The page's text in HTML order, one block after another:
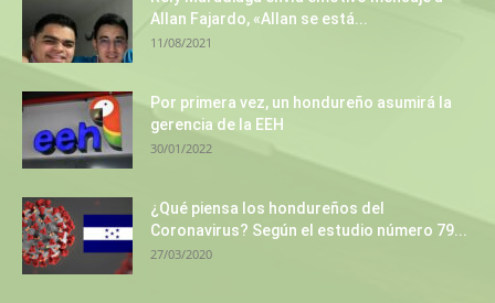
Allan Fajardo, «Allan se está...
11/08/2021
Por primera vez, un hondureño asumirá la
gerencia de la EEH
30/01/2022
¿Qué piensa los hondureños del
Coronavirus? Según el estudio número 79...
27/03/2020